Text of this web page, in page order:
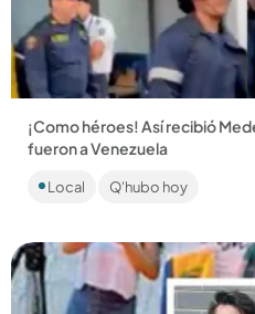
¡Como héroes! Así recibió
fueron a Venezuela
Aeropuerto Internacional José
Local Q'hubo hoy